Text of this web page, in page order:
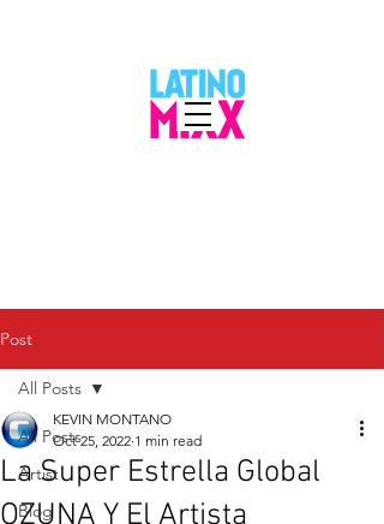
Post
All Posts
Artist
Blog
All Posts
La Super Estrella Global
OZUNA Y El Artista
KEVIN MONTANO
Oct 25, 2022 1 min read